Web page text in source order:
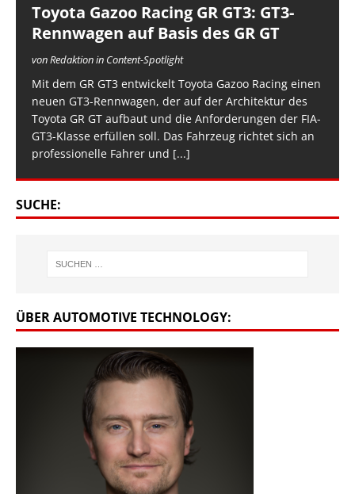
Toyota Gazoo Racing GR GT3: GT3-
Rennwagen auf Basis des GR GT
von Redaktion in Content-Spotlight
Mit dem GR GT3 entwickelt Toyota Gazoo Racing einen
neuen GT3-Rennwagen, der auf der Architektur des
Toyota GR GT aufbaut und die Anforderungen der FIA-
GT3-Klasse erfüllen soll. Das Fahrzeug richtet sich an
professionelle Fahrer und [...]
SUCHE:
ÜBER AUTOMOTIVE TECHNOLOGY: